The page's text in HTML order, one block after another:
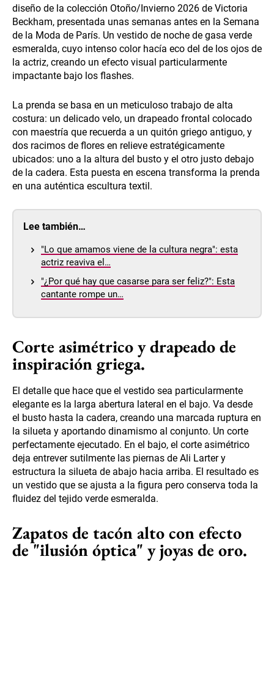
diseño de la colección Otoño/Invierno 2026 de Victoria
Beckham, presentada unas semanas antes en la Semana
de la Moda de París. Un vestido de noche de gasa verde
esmeralda, cuyo intenso color hacía eco del de los ojos de
la actriz, creando un efecto visual particularmente
impactante bajo los flashes.
La prenda se basa en un meticuloso trabajo de alta
costura: un delicado velo, un drapeado frontal colocado
con maestría que recuerda a un quitón griego antiguo, y
dos racimos de flores en relieve estratégicamente
ubicados: uno a la altura del busto y el otro justo debajo
de la cadera. Esta puesta en escena transforma la prenda
en una auténtica escultura textil.
Lee también…
"Lo que amamos viene de la cultura negra": esta
actriz reaviva el…
"¿Por qué hay que casarse para ser feliz?": Esta
cantante rompe un…
Corte asimétrico y drapeado de
inspiración griega.
El detalle que hace que el vestido sea particularmente
elegante es la larga abertura lateral en el bajo. Va desde
el busto hasta la cadera, creando una marcada ruptura en
la silueta y aportando dinamismo al conjunto. Un corte
perfectamente ejecutado. En el bajo, el corte asimétrico
deja entrever sutilmente las piernas de Ali Larter y
estructura la silueta de abajo hacia arriba. El resultado es
un vestido que se ajusta a la figura pero conserva toda la
fluidez del tejido verde esmeralda.
Zapatos de tacón alto con efecto
de "ilusión óptica" y joyas de oro.